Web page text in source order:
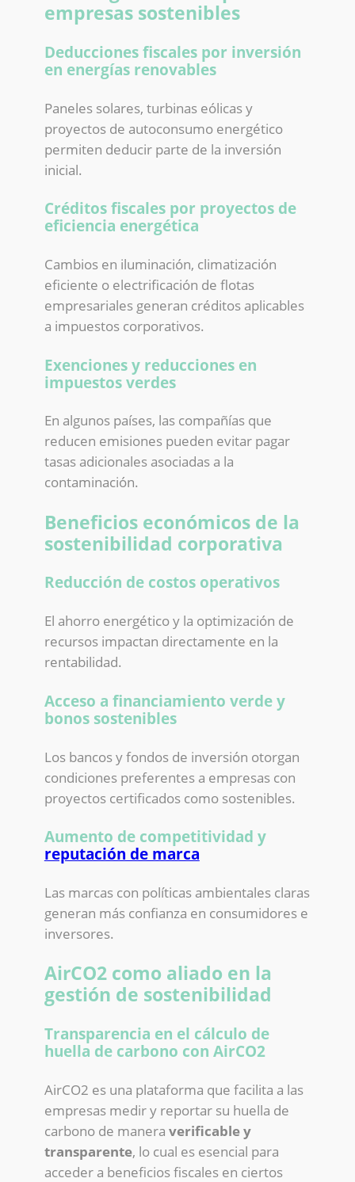
empresas sostenibles
Deducciones fiscales por inversión
en energías renovables
Paneles solares, turbinas eólicas y
proyectos de autoconsumo energético
permiten deducir parte de la inversión
inicial.
Créditos fiscales por proyectos de
eficiencia energética
Cambios en iluminación, climatización
eficiente o electrificación de flotas
empresariales generan créditos aplicables
a impuestos corporativos.
Exenciones y reducciones en
impuestos verdes
En algunos países, las compañías que
reducen emisiones pueden evitar pagar
tasas adicionales asociadas a la
contaminación.
Beneficios económicos de la
sostenibilidad corporativa
Reducción de costos operativos
El ahorro energético y la optimización de
recursos impactan directamente en la
rentabilidad.
Acceso a financiamiento verde y
bonos sostenibles
Los bancos y fondos de inversión otorgan
condiciones preferentes a empresas con
proyectos certificados como sostenibles.
Aumento de competitividad y
reputación de marca
Las marcas con políticas ambientales claras
generan más confianza en consumidores e
inversores.
AirCO2 como aliado en la
gestión de sostenibilidad
Transparencia en el cálculo de
huella de carbono con AirCO2
AirCO2 es una plataforma que facilita a las
empresas medir y reportar su huella de
carbono de manera verificable y
transparente, lo cual es esencial para
acceder a beneficios fiscales en ciertos